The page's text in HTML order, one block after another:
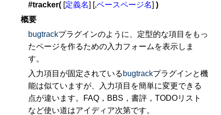
#tracker( [定義名] [,ベースページ名] )
概要
bugtrackプラグインのように、定型的な項目をもっ
たページを作るための入力フォームを表示しま
す。
入力項目が固定されている bugtrackプラグインと機
能は似ていますが、入力項目を簡単に変更できる
点が違います。FAQ，BBS，書評，TODOリスト
など使い道はアイディア次第です。